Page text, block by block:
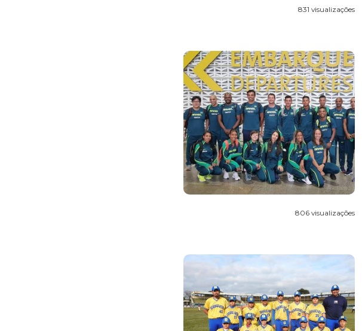
831 visualizações
806 visualizações